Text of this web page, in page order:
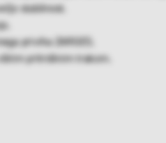
stabilnost.
priviha ZARGES.
pritrdilnim trakom.